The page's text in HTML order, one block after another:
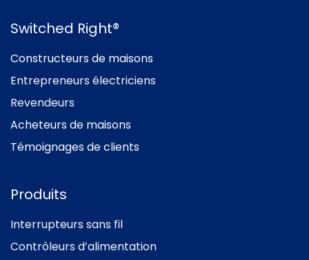
Switched Right®
Constructeurs de maisons
Entrepreneurs électriciens
Revendeurs
Acheteurs de maisons
Témoignages de clients
Produits
Interrupteurs sans fil
Contrôleurs d’alimentation